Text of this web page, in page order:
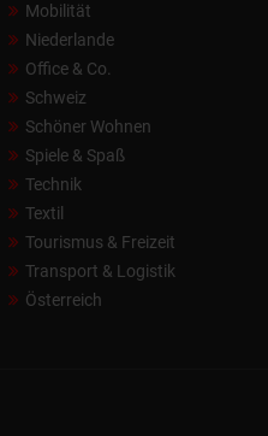
Mobilität
Niederlande
Office & Co.
Schweiz
Schöner Wohnen
Spiele & Spaß
Technik
Textil
Tourismus & Freizeit
Transport & Logistik
Österreich